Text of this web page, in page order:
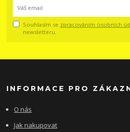
Souhlasím se zpracováním osobních
newsletteru.
INFORMACE PRO
O nás
Jak nakupovat